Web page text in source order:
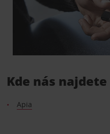
Kde nás najdete
Apia